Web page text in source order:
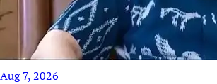
Aug 7, 2026